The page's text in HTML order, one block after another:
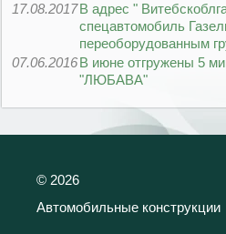
17.08.2017В адрес "
спецавтомобиль
переоборудованным
07.06.2016В июне отгружены 5
"ЛЮБАВА"
© 2026
Автомобильные конструкции